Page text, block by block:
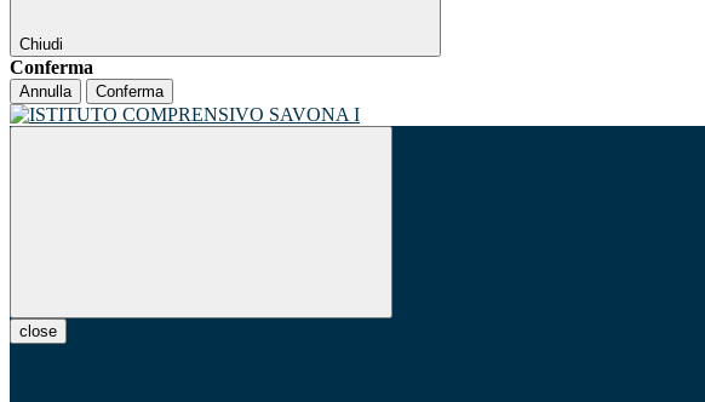
Chiudi
Conferma
Annulla Conferma
close